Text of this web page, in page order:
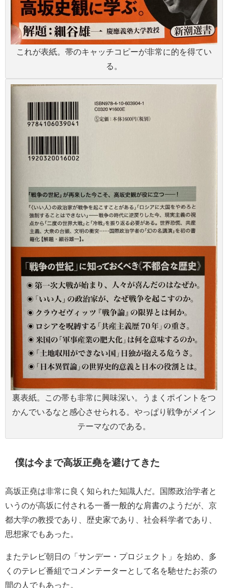
これが表紙。帯のキャッチコピーが非常に的を得てい
る。
裏表紙。この帯も非常に興味深い。うまくポイントをつ
かんでいるなと感心させられる。やっぱり戦争がメイン
テーマなのである。
僕は今まで高坂正堯を避けてきた
高坂正堯は非常に良く知られた知識人だ。国際政治学者と
いうのが高坂に付される一番一般的な肩書のようだが、京
都大学の教授であり、歴史家であり、社会科学者であり、
思想家でもあった。
またテレビ朝日の「サンデー・プロジェクト」を始め、多
くのテレビ番組でコメンテーターとして名を馳せたお茶の
間の人でもあった。